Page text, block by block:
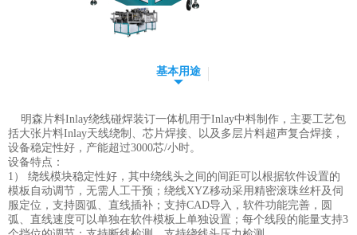
基本用途
明森片料Inlay绕线碰焊装订一体机用于Inlay中料制作，主要工艺包
括大张片料Inlay天线绕制、芯片焊接、以及多层片料超声复合焊接，
设备稳定性好，产能超过3000芯/小时。
设备特点：
1） 绕线模块稳定性好，其中绕线头之间的间距可以根据软件设置的
模板自动调节，无需人工干预；绕线XYZ移动采用精密滚珠丝杆及伺
服定位，支持圆弧、直线插补；支持CAD导入，软件功能完善，圆
弧、直线速度可以单独在软件模板上单独设置；每个线段的能量支持3